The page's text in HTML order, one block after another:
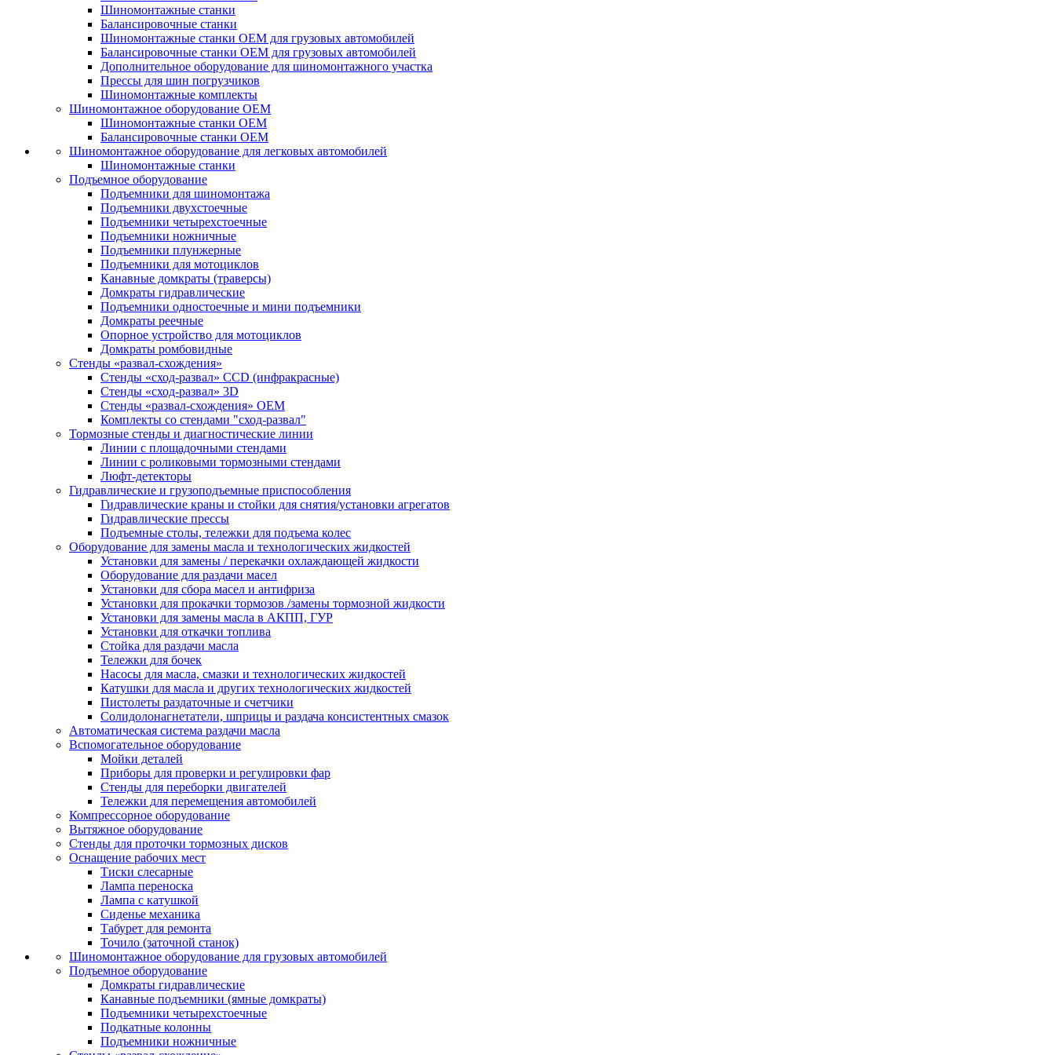
Шиномонтажные станки
Балансировочные станки
Шиномонтажные станки ОЕМ для грузовых автомобилей
Балансировочные станки ОЕМ для грузовых автомобилей
Дополнительное оборудование для шиномонтажного участка
Прессы для шин погрузчиков
Шиномонтажные комплекты
Шиномонтажное оборудование ОЕМ
Шиномонтажные станки ОЕМ
Балансировочные станки ОЕМ
Шиномонтажное оборудование для легковых автомобилей
Шиномонтажные станки
Подъемное оборудование
Подъемники для шиномонтажа
Подъемники двухстоечные
Подъемники четырехстоечные
Подъемники ножничные
Подъемники плунжерные
Подъемники для мотоциклов
Канавные домкраты (траверсы)
Домкраты гидравлические
Подъемники одностоечные и мини подъемники
Домкраты реечные
Опорное устройство для мотоциклов
Домкраты ромбовидные
Стенды «развал-схождения»
Стенды «сход-развал» CCD (инфракрасные)
Стенды «сход-развал» 3D
Стенды «развал-схождения» ОЕМ
Комплекты со стендами "сход-развал"
Тормозные стенды и диагностические линии
Линии с площадочными стендами
Линии с роликовыми тормозными стендами
Люфт-детекторы
Гидравлические и грузоподъемные приспособления
Гидравлические краны и стойки для снятия/установки агрегатов
Гидравлические прессы
Подъемные столы, тележки для подъема колес
Оборудование для замены масла и технологических жидкостей
Установки для замены / перекачки охлаждающей жидкости
Оборудование для раздачи масел
Установки для сбора масел и антифриза
Установки для прокачки тормозов /замены тормозной жидкости
Установки для замены масла в АКПП, ГУР
Установки для откачки топлива
Стойка для раздачи масла
Тележки для бочек
Насосы для масла, смазки и технологических жидкостей
Катушки для масла и других технологических жидкостей
Пистолеты раздаточные и счетчики
Солидолонагнетатели, шприцы и раздача консистентных смазок
Автоматическая система раздачи масла
Вспомогательное оборудование
Мойки деталей
Приборы для проверки и регулировки фар
Стенды для переборки двигателей
Тележки для перемещения автомобилей
Компрессорное оборудование
Вытяжное оборудование
Стенды для проточки тормозных дисков
Оснащение рабочих мест
Тиски слесарные
Лампа переноска
Лампа с катушкой
Сиденье механика
Табурет для ремонта
Точило (заточной станок)
Шиномонтажное оборудование для грузовых автомобилей
Подъемное оборудование
Домкраты гидравлические
Канавные подъемники (ямные домкраты)
Подъемники четырехстоечные
Подкатные колонны
Подъемники ножничные